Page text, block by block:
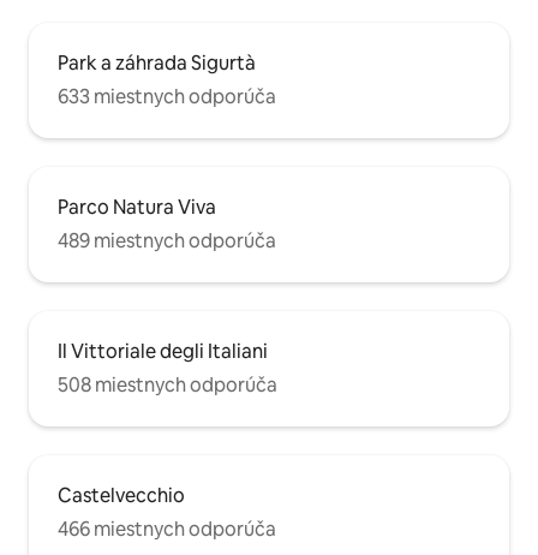
Park a záhrada Sigurtà
633 miestnych odporúča
Parco Natura Viva
489 miestnych odporúča
Il Vittoriale degli Italiani
508 miestnych odporúča
Castelvecchio
466 miestnych odporúča